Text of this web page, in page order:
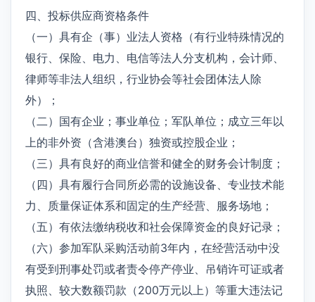
四、投标供应商资格条件
（一）具有企（事）业法人资格（有行业特殊情况的
银行、保险、电力、电信等法人分支机构，会计师、
律师等非法人组织，行业协会等社会团体法人除
外）；
（二）国有企业；事业单位；军队单位；成立三年以
上的非外资（含港澳台）独资或控股企业；
（三）具有良好的商业信誉和健全的财务会计制度；
（四）具有履行合同所必需的设施设备、专业技术能
力、质量保证体系和固定的生产经营、服务场地；
（五）有依法缴纳税收和社会保障资金的良好记录；
（六）参加军队采购活动前3年内，在经营活动中没
有受到刑事处罚或者责令停产停业、吊销许可证或者
执照、较大数额罚款（200万元以上）等重大违法记